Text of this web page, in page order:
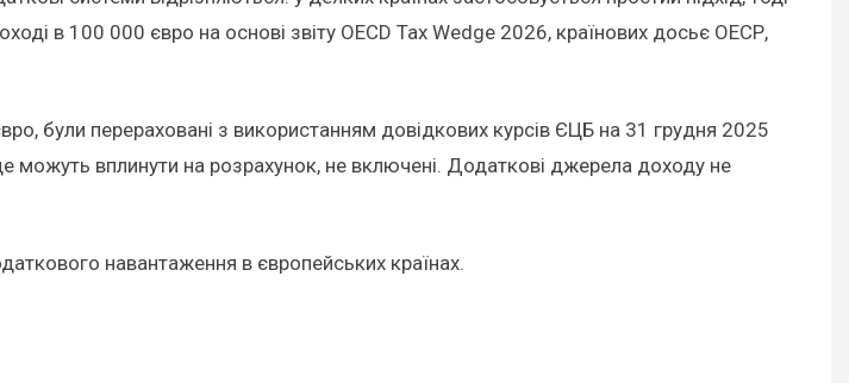
в 100 000 євро на основі звіту OECD Tax Wedge 2026, країнових досьє ОЕСР,
були перераховані з використанням довідкових курсів ЄЦБ на 31 грудня 2025
можуть вплинути на розрахунок, не включені. Додаткові джерела доходу не
навантаження в європейських країнах.